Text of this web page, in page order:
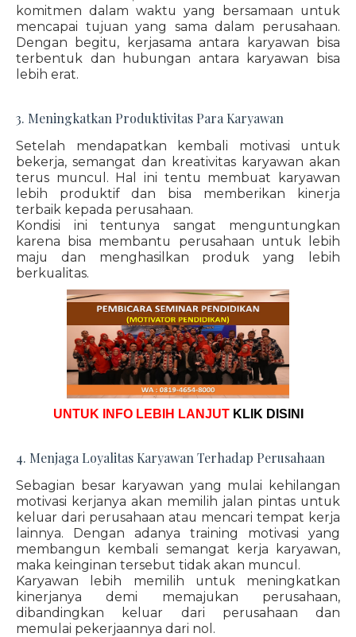
komitmen dalam waktu yang bersamaan untuk
mencapai tujuan yang sama dalam perusahaan.
Dengan begitu, kerjasama antara karyawan bisa
terbentuk dan hubungan antara karyawan bisa
lebih erat.
3. Meningkatkan Produktivitas Para Karyawan
Setelah mendapatkan kembali motivasi untuk
bekerja, semangat dan kreativitas karyawan akan
terus muncul. Hal ini tentu membuat karyawan
lebih produktif dan bisa memberikan kinerja
terbaik kepada perusahaan.
Kondisi ini tentunya sangat menguntungkan
karena bisa membantu perusahaan untuk lebih
maju dan menghasilkan produk yang lebih
berkualitas.
UNTUK INFO LEBIH LANJUT KLIK DISINI
4. Menjaga Loyalitas Karyawan Terhadap Perusahaan
Sebagian besar karyawan yang mulai kehilangan
motivasi kerjanya akan memilih jalan pintas untuk
keluar dari perusahaan atau mencari tempat kerja
lainnya. Dengan adanya training motivasi yang
membangun kembali semangat kerja karyawan,
maka keinginan tersebut tidak akan muncul.
Karyawan lebih memilih untuk meningkatkan
kinerjanya demi memajukan perusahaan,
dibandingkan keluar dari perusahaan dan
memulai pekerjaannya dari nol.